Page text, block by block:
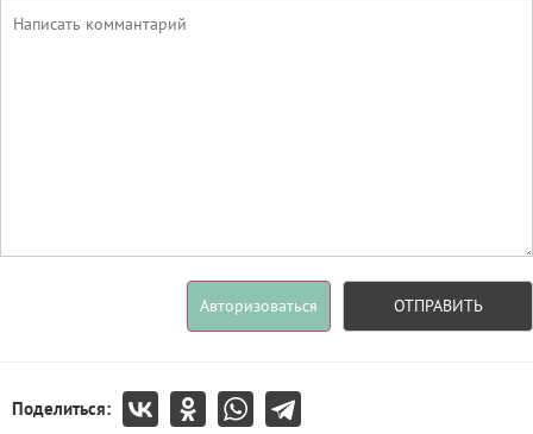
Авторизоваться ОТПРАВИТЬ
Поделиться: